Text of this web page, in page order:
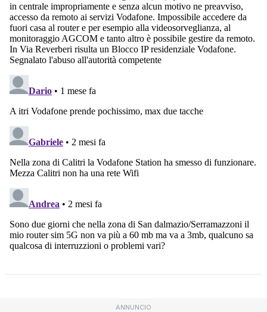
ANNUNCIO